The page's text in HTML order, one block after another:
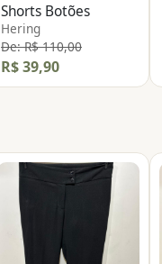
Shorts Botões
Hering
De: R$ 110,00
R$ 39,90